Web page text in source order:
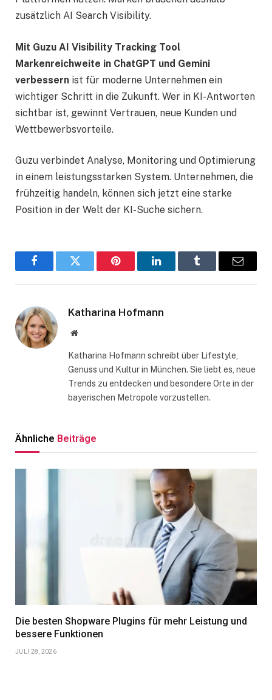
zusätzlich AI Search Visibility.
Mit Guzu AI Visibility Tracking Tool
Markenreichweite in ChatGPT und Gemini
verbessern ist für moderne Unternehmen ein
wichtiger Schritt in die Zukunft. Wer in KI-Antworten
sichtbar ist, gewinnt Vertrauen, neue Kunden und
Wettbewerbsvorteile.
Guzu verbindet Analyse, Monitoring und Optimierung
in einem leistungsstarken System. Unternehmen, die
frühzeitig handeln, können sich jetzt eine starke
Position in der Welt der KI-Suche sichern.
FacebookTwitter Pinterest LinkedInTumblr Email
Katharina Hofmann
Website
Katharina Hofmann schreibt über Lifestyle,
Genuss und Kultur in München. Sie liebt es, neue
Trends zu entdecken und besondere Orte in der
bayerischen Metropole vorzustellen.
Ähnliche Beiträge
Die besten Shopware Plugins für mehr Leistung und
bessere Funktionen
JULI 28, 2026